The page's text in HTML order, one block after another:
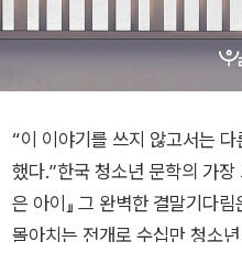
“이 이야기를 쓰지 않고서는
했다.”한국 청소년 문학의 가장
은 아이』 그 완벽한 결말기다
몰아치는 전개로 수십만 청소